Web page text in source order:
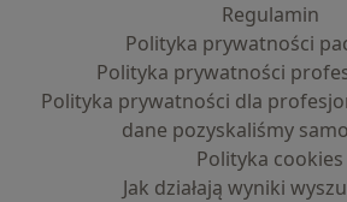
Regulamin
Polityka prywatności
Polityka prywatności
Polityka prywatności dla
dane pozyskaliśmy
Polityka cookies
Jak działają wyniki